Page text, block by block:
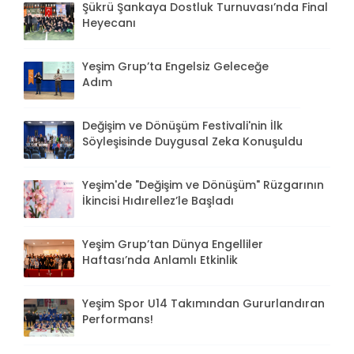
Şükrü Şankaya Dostluk Turnuvası’nda Final
Heyecanı
Yeşim Grup’ta Engelsiz Geleceğe
Adım
Değişim ve Dönüşüm Festivali'nin İlk
Söyleşisinde Duygusal Zeka Konuşuldu
Yeşim'de "Değişim ve Dönüşüm" Rüzgarının
İkincisi Hıdırellez’le Başladı
Yeşim Grup’tan Dünya Engelliler
Haftası’nda Anlamlı Etkinlik
Yeşim Spor U14 Takımından Gururlandıran
Performans!